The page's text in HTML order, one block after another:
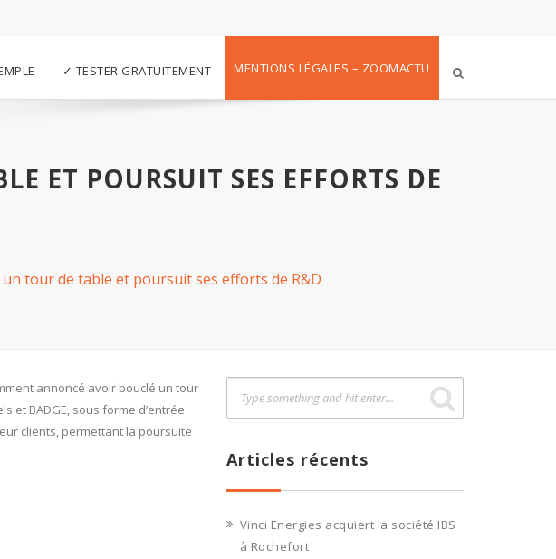
✓ TESTER GRATUITEMENT MENTIONS LÉGALES – ZOOMACTU
ET POURSUIT SES EFFORTS DE
un tour de table et poursuit ses efforts de R&D
annoncé avoir bouclé un tour
et BADGE, sous forme d’entrée
clients, permettant la poursuite
Articles récents
Vinci Energies acquiert la société IBS
à Rochefort